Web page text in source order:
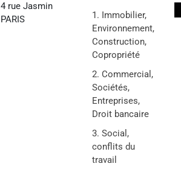
4 rue Jasmin
PARIS
Immobilier,
Environnement,
Construction,
Copropriété
Commercial,
Sociétés,
Entreprises,
Droit bancaire
Social,
conflits du
travail